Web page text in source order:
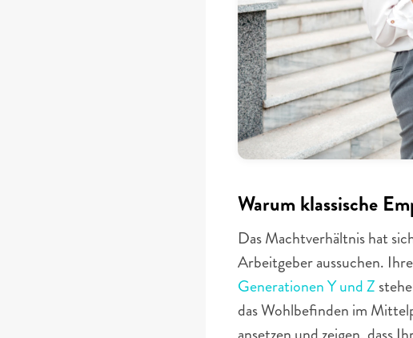
Warum klassische
Das Machtverhältnis hat
Arbeitgeber aussuchen.
Generationen Y und Z
das Wohlbefinden im